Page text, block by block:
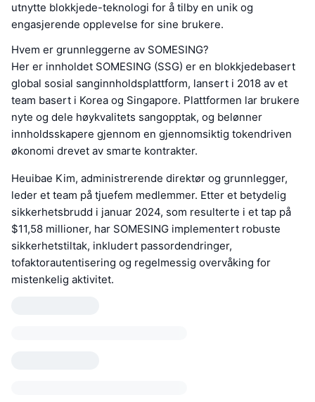
utnytte blokkjede-teknologi for å tilby en unik og
engasjerende opplevelse for sine brukere.
Hvem er grunnleggerne av SOMESING?
Her er innholdet SOMESING (SSG) er en blokkjedebasert
global sosial sanginnholdsplattform, lansert i 2018 av et
team basert i Korea og Singapore. Plattformen lar brukere
nyte og dele høykvalitets sangopptak, og belønner
innholdsskapere gjennom en gjennomsiktig tokendriven
økonomi drevet av smarte kontrakter.
Heuibae Kim, administrerende direktør og grunnlegger,
leder et team på tjuefem medlemmer. Etter et betydelig
sikkerhetsbrudd i januar 2024, som resulterte i et tap på
$11,58 millioner, har SOMESING implementert robuste
sikkerhetstiltak, inkludert passordendringer,
tofaktorautentisering og regelmessig overvåking for
mistenkelig aktivitet.